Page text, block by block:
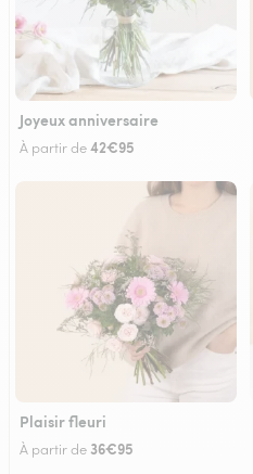
Joyeux anniversaire
À partir de42€95
Plaisir fleuri
À partir de 36€95